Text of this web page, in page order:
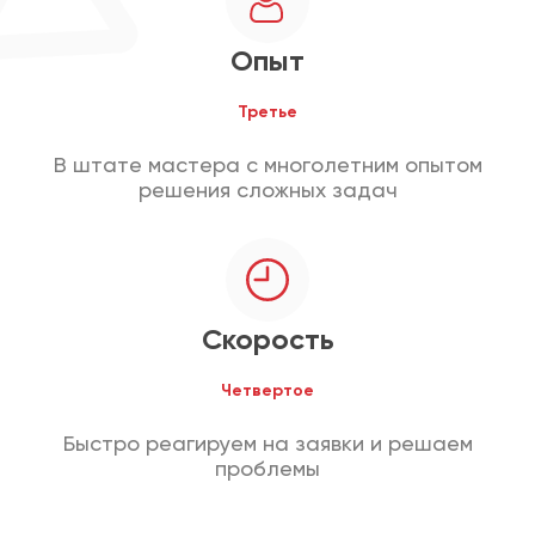
Опыт
Третье
В штате мастера с многолетним опытом
решения сложных задач
Скорость
Четвертое
Быстро реагируем на заявки и решаем
проблемы